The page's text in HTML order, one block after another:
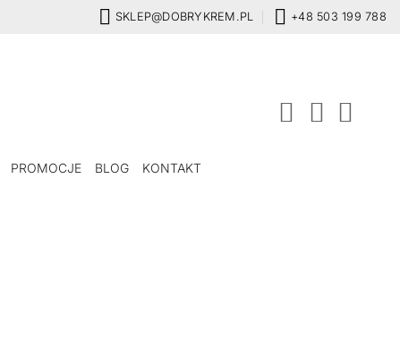
SKLEP@DOBRYKREM.PL +48 503 199 788
PROMOCJE BLOG KONTAKT